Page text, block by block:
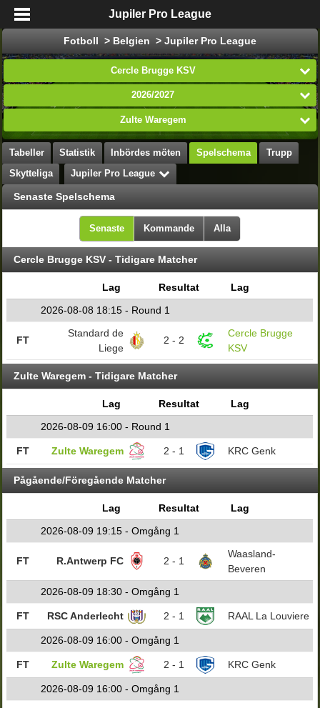
Jupiler Pro League
Fotboll > Belgien > Jupiler Pro League
Cercle Brugge KSV
2026/2027
Zulte Waregem
Tabeller Statistik Inbördes möten Spelschema Trupp
Skytteliga Jupiler Pro League
Senaste Spelschema
Senaste Kommande Alla
Cercle Brugge KSV - Tidigare Matcher
Lag Resultat
Lag
2026-08-08 18:15 - Round 1
FT
Standard de
Liege
2 - 2
Cercle Brugge
KSV
Zulte Waregem - Tidigare Matcher
Lag Resultat
Lag
2026-08-09 16:00 - Round 1
FT Zulte Waregem 2 - 1 KRC Genk
Pågående/Föregående Matcher
Lag Resultat
Lag
2026-08-09 19:15 - Omgång 1
FT R.Antwerp FC 2 - 1
Waasland-
Beveren
2026-08-09 18:30 - Omgång 1
FT RSC Anderlecht 2 - 1 RAAL La Louviere
2026-08-09 16:00 - Omgång 1
FT Zulte Waregem 2 - 1 KRC Genk
2026-08-09 16:00 - Omgång 1